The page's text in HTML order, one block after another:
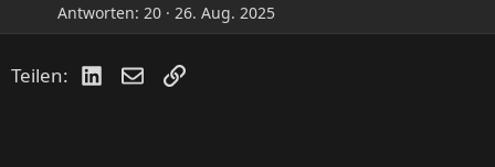
Antworten 20 26. Aug. 2025
Teilen: LinkedIn
E-MailLink